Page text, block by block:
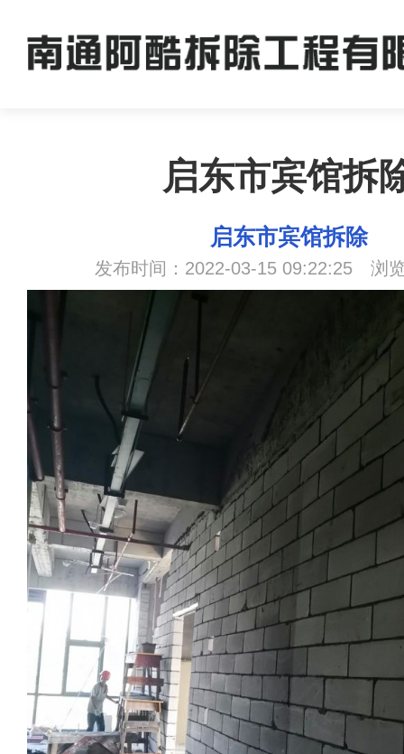
启东市宾馆拆
启东市宾馆拆除
发布时间：2022-03-15 09:22:25 浏